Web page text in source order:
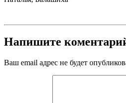
Напишите
Ваш email адрес не будет